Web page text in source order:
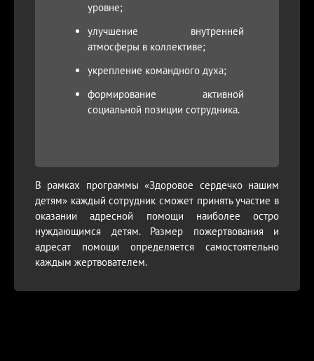
уровне;
улучшение внутренней
атмосферы в коллективе;
укрепление командного духа;
формирование активной
социальной позиции сотрудника.
В рамках программы «Здоровое сердечко нашим
детям» каждый сотрудник сможет принять участие в
оказании адресной помощи наиболее остро
нуждающимся детям. Размер пожертвования и
адресат помощи определяется самостоятельно
каждым жертвователем.